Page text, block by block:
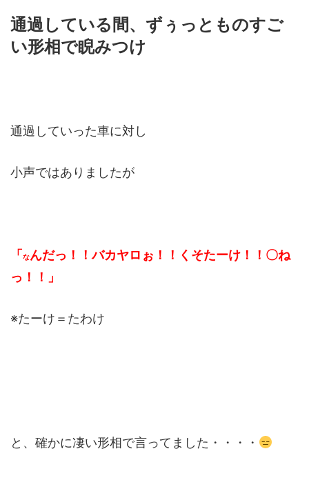
通過している間、ずぅっとものすご
い形相で睨みつけ
通過していった車に対し
小声ではありましたが
「 なんだっ！！バカヤロぉ！！くそたーけ！！〇ね
っ！！」
※たーけ＝たわけ
と、確かに凄い形相で言ってました・・・・